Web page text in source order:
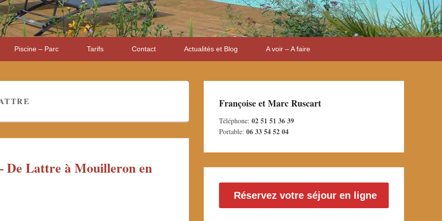
Piscine – Parc Tarifs Contact Actualités et Blog A voir – A faire
De Lattre à Mouilleron en
Françoise et Marc Ruscart
Téléphone: 02 51 51 36 39
Portable: 06 33 54 52 04
Réservez votre séjour en ligne